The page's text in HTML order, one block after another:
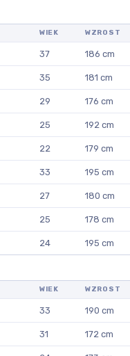
WIEK WZROST
37 186 cm
35 181 cm
29 176 cm
25 192 cm
22 179 cm
33 195 cm
27 180 cm
25 178 cm
24 195 cm
WIEK WZROST
33 190 cm
31 172 cm